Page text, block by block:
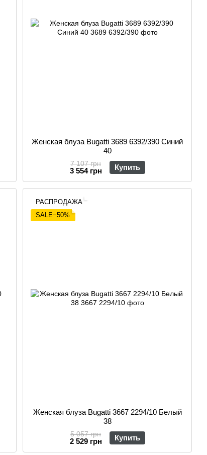
Женская блуза Bugatti 3689 6392/390 Синий
40
7 107 грн
3 554 грн Купить
РАСПРОДАЖА
SALE−50%
Женская блуза Bugatti 3667 2294/10 Белый
38
5 057 грн
2 529 грн Купить